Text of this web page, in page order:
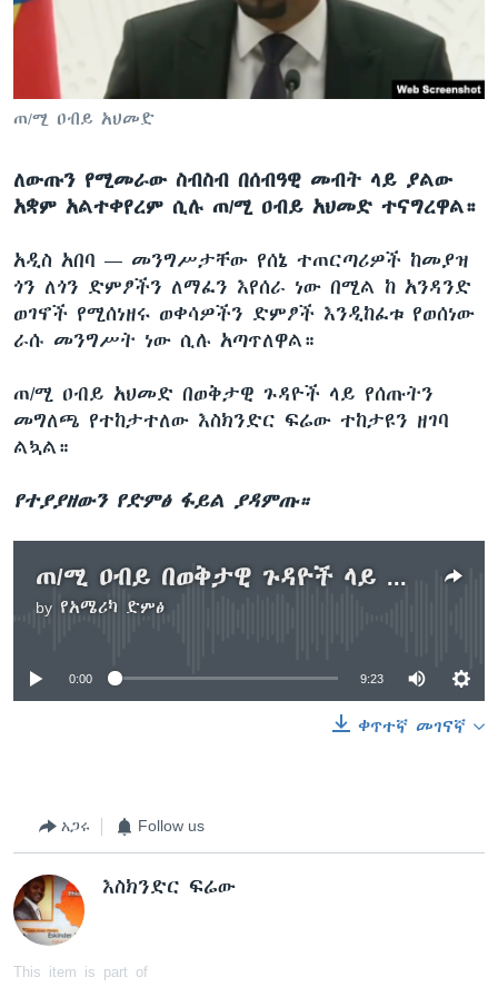
ቋንቋዎች
ጠ/ሚ ዐብይ አህመድ
ለውጡን የሚመራው ስብስብ በሰብዓዊ መብት ላይ ያልው
አቋም አልተቀየረም ሲሉ ጠ/ሚ ዐብይ አህመድ ተናግረዋል።
አዲስ አበባ — መንግሥታቸው የሰኔ ተጠርጣሪዎች ከመያዝ
ጎን ለጎን ድምፆችን ለማፈን እየሰራ ነው በሚል ከ አንዳንድ
ወገኖች የሚሰነዘሩ ወቀሳዎችን ድምፆች እንዲከፈቱ የወሰነው
ራሱ መንግሥት ነው ሲሉ አጣጥለዋል።
ጠ/ሚ ዐብይ አህመድ በወቅታዊ ጉዳዮች ላይ የሰጡትን
መግለጫ የተከታተለው እስክንድር ፍሬው ተከታዩን ዘገባ
ልኳል።
የተያያዘውን የድምፅ ፋይል ያዳምጡ።
ጠ/ሚ ዐብይ በወቅታዊ ጉዳዮች ላይ መግለጫ ሰጡ
by የአሜሪካ ድምፅ
No media source currently available
0:00 9:23
ቀጥተኛ መገናኛ
አጋሩ Follow us
እስክንድር ፍሬው
This item is part of